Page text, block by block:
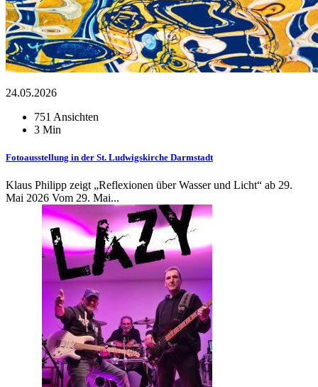
24.05.2026
751 Ansichten
3 Min
Fotoausstellung in der St. Ludwigskirche Darmstadt
Klaus Philipp zeigt „Reflexionen über Wasser und Licht“ ab 29.
Mai 2026 Vom 29. Mai...